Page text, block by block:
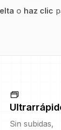
o haz clic
Sin subidas,